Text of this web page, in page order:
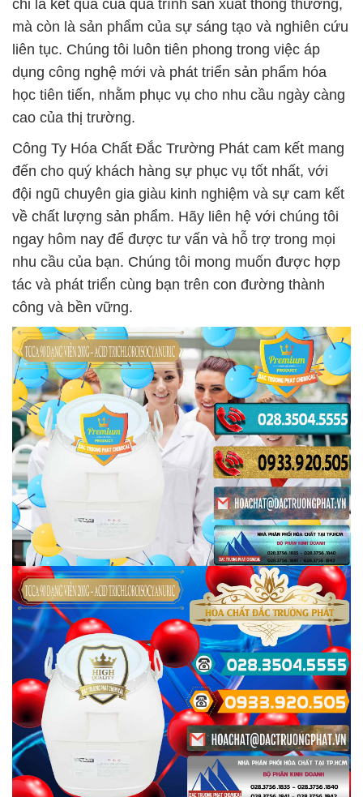
chỉ là kết quả của quá trình sản xuất thông thường,
mà còn là sản phẩm của sự sáng tạo và nghiên cứu
liên tục. Chúng tôi luôn tiên phong trong việc áp
dụng công nghệ mới và phát triển sản phẩm hóa
học tiên tiến, nhằm phục vụ cho nhu cầu ngày càng
cao của thị trường.
Công Ty Hóa Chất Đắc Trường Phát cam kết mang
đến cho quý khách hàng sự phục vụ tốt nhất, với
đội ngũ chuyên gia giàu kinh nghiệm và sự cam kết
về chất lượng sản phẩm. Hãy liên hệ với chúng tôi
ngay hôm nay để được tư vấn và hỗ trợ trong mọi
nhu cầu của bạn. Chúng tôi mong muốn được hợp
tác và phát triển cùng bạn trên con đường thành
công và bền vững.